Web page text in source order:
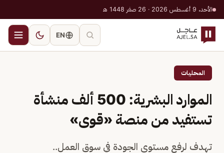
الأحد، 9 أغسطس 2026 · 26 صفر 1448 هـ
EN
المحليات
الموارد البشرية: 500 ألف منشأة
تستفيد من منصة «قوى»
تهدف لرفع مستوى الجودة في سوق العمل..